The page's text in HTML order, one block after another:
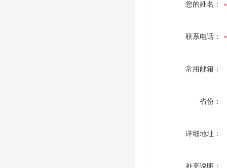
您的姓名：
联系电话：
常用邮箱：
省份：
详细地址：
补充说明：